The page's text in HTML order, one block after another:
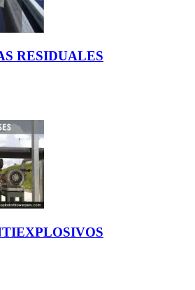
RESIDUALES